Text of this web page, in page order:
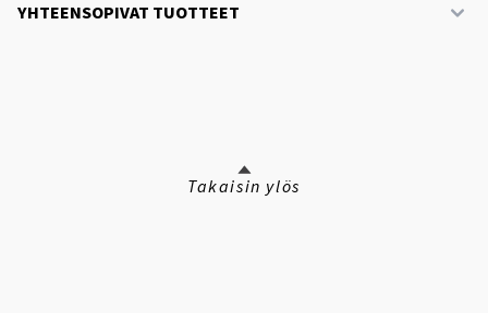
YHTEENSOPIVAT TUOTTEET
Takaisin ylös